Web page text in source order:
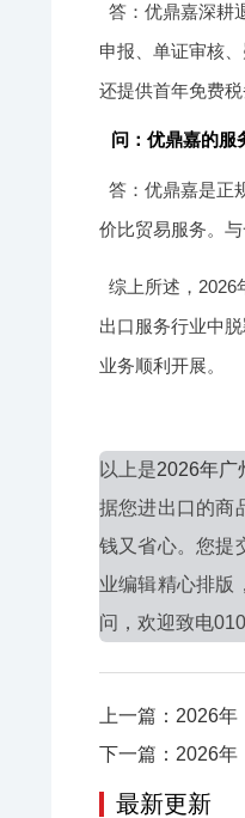
答：优鼎嘉深耕
申报、单证审核
还提供首年免费
问：优鼎嘉的服
答：优鼎嘉是正
价比贸易服务。
综上所述，2026
出口服务行业中
业务顺利开展。
以上是2026年广
据您进出口的商
钱又省心。您提
业编辑精心排版
问，欢迎致电
上一篇：2026
下一篇：2026年
最新更新